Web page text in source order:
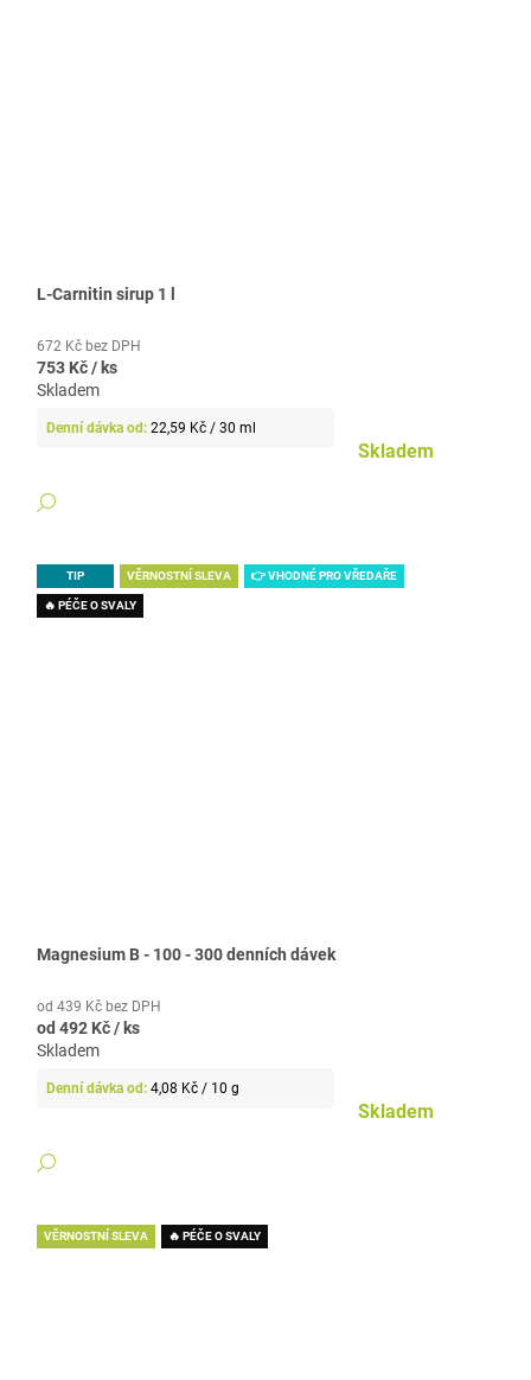
L-Carnitin sirup 1 l
672 Kč bez DPH
753 Kč/ ks
Skladem
Měrná
22,59 Kč / 30 ml
Skladem
DETAIL
TIP VĚRNOSTNÍ SLEVA 👉 VHODNÉ PRO VŘEDAŘE
🔥 PÉČE O SVALY
Magnesium B - 100 - 300 denních dávek
od 439 Kč bez DPH
od 492 Kč/ ks
Skladem
Měrná
4,08 Kč / 10 g
Skladem
DETAIL
VĚRNOSTNÍ SLEVA 🔥 PÉČE O SVALY